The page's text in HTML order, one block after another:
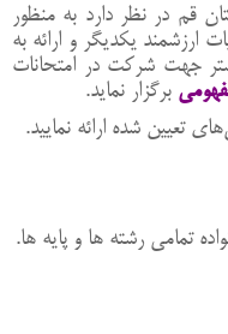
قم در نظر دارد به منظور
ارزشمند یکدیگر و ارائه به
جهت شرکت در امتحانات
برگزار نماید.
تعیین شده ارائه نمایید.
تمامی رشته ها و پایه ها.